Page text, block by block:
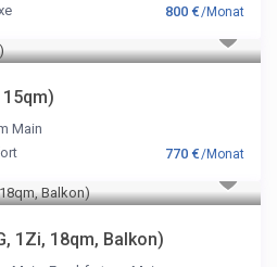
800 €/Monat
770 €/Monat
Main
1Zi, 18qm, Balkon)